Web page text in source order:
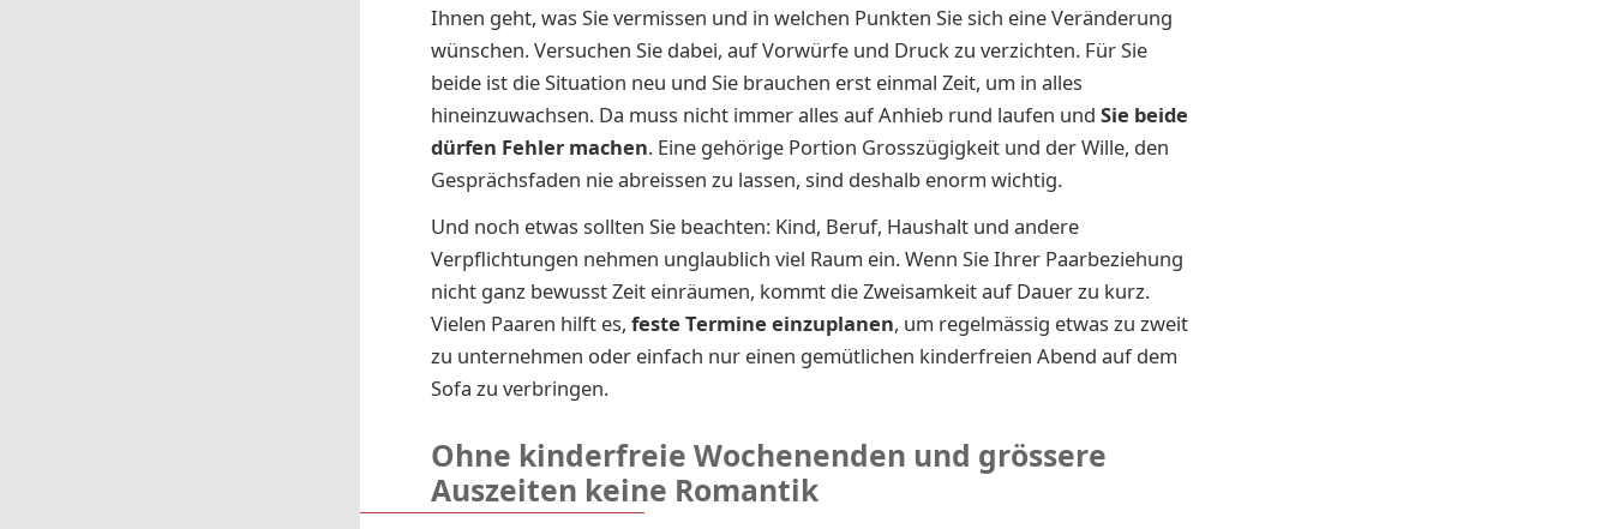
Ihnen geht, was Sie vermissen und in welchen Punkten Sie sich eine Veränderung
wünschen. Versuchen Sie dabei, auf Vorwürfe und Druck zu verzichten. Für Sie
beide ist die Situation neu und Sie brauchen erst einmal Zeit, um in alles
hineinzuwachsen. Da muss nicht immer alles auf Anhieb rund laufen und Sie beide
dürfen Fehler machen. Eine gehörige Portion Grosszügigkeit und der Wille, den
Gesprächsfaden nie abreissen zu lassen, sind deshalb enorm wichtig.
Und noch etwas sollten Sie beachten: Kind, Beruf, Haushalt und andere
Verpflichtungen nehmen unglaublich viel Raum ein. Wenn Sie Ihrer Paarbeziehung
nicht ganz bewusst Zeit einräumen, kommt die Zweisamkeit auf Dauer zu kurz.
Vielen Paaren hilft es, feste Termine einzuplanen, um regelmässig etwas zu zweit
zu unternehmen oder einfach nur einen gemütlichen kinderfreien Abend auf dem
Sofa zu verbringen.
Ohne kinderfreie Wochenenden und grössere
Auszeiten keine Romantik